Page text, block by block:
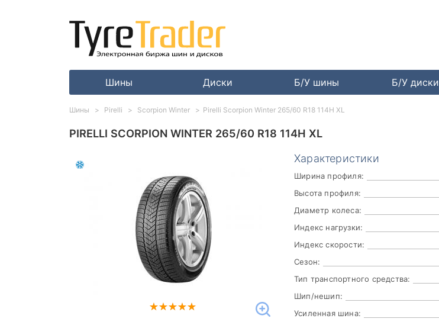
Шины Диски Б/У шины Б/У диски
PIRELLI SCORPION WINTER 265/60 R18 114H XL
Характеристики
Ширина профиля:
Высота профиля:
Диаметр колеса:
Индекс нагрузки:
Индекс скорости:
Сезон:
Тип транспортного средства:
Шип/нешип:
Усиленная шина:
Шины Pirelli Scorpion Winter Pirelli Scorpion Winter 265/60 R18 114H XL